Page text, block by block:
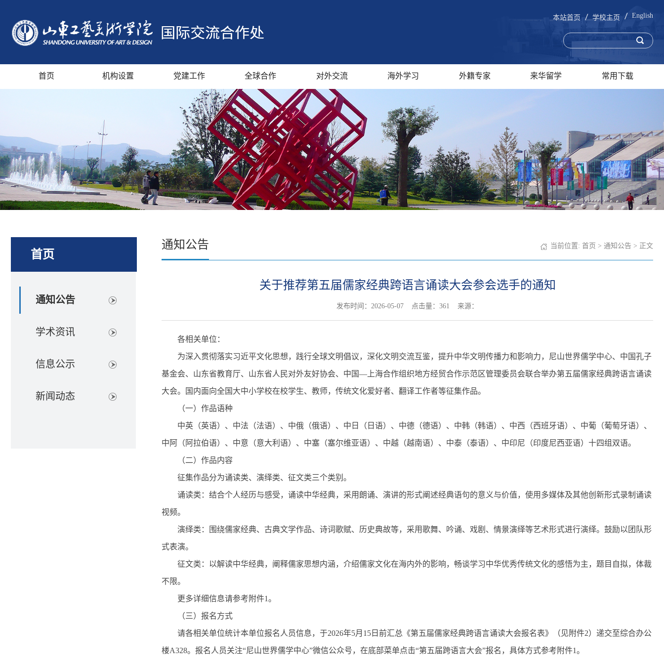
本站首页 学校主页 English
首页 机构设置 党建工作 全球合作 对外交流 海外学习 外籍专家 来华留学 常用下载
首页
通知公告
学术资讯
信息公示
新闻动态
当前位置: 首页 > 通知公告 > 正文
通知公告
关于推荐第五届儒家经典跨语言诵读大会参会选手的通知
发布时间：2026-05-07 点击量： 361 来源：
各相关单位：
为深入贯彻落实习近平文化思想，践行全球文明倡议，深化文明交流互鉴，提升中华文明传播力和影响力，尼山世界儒学中心、中国孔子
基金会、山东省教育厅、山东省人民对外友好协会、中国—上海合作组织地方经贸合作示范区管理委员会联合举办第五届儒家经典跨语言诵读
大会。国内面向全国大中小学校在校学生、教师，传统文化爱好者、翻译工作者等征集作品。
（一）作品语种
中英（英语）、中法（法语）、中俄（俄语）、中日（日语）、中德（德语）、中韩（韩语）、中西（西班牙语）、中葡（葡萄牙语）、
中阿（阿拉伯语）、中意（意大利语）、中塞（塞尔维亚语）、中越（越南语）、中泰（泰语）、中印尼（印度尼西亚语）十四组双语。
（二）作品内容
征集作品分为诵读类、演绎类、征文类三个类别。
诵读类：结合个人经历与感受，诵读中华经典，采用朗诵、演讲的形式阐述经典语句的意义与价值，使用多媒体及其他创新形式录制诵读
视频。
演绎类：围绕儒家经典、古典文学作品、诗词歌赋、历史典故等，采用歌舞、吟诵、戏剧、情景演绎等艺术形式进行演绎。鼓励以团队形
式表演。
征文类：以解读中华经典，阐释儒家思想内涵，介绍儒家文化在海内外的影响，畅谈学习中华优秀传统文化的感悟为主，题目自拟，体裁
不限。
更多详细信息请参考附件1。
（三）报名方式
请各相关单位统计本单位报名人员信息，于2026年5月15日前汇总《第五届儒家经典跨语言诵读大会报名表》（见附件2）递交至综合办公
楼A328。报名人员关注“尼山世界儒学中心”微信公众号，在底部菜单点击“第五届跨语言大会”报名，具体方式参考附件1。